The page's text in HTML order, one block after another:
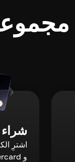
شراء
و Mastercard